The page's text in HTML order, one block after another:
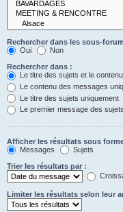
Rechercher dans les sous-
Oui
Non
Rechercher dans :
Le titre des sujets et le
Le contenu des messages
Le titre des sujets uniquement
Le premier message des
Afficher les résultats sous
Messages
Sujets
Trier les résultats par :
Limiter les résultats selon leur